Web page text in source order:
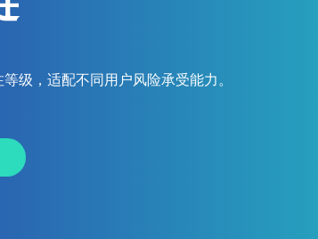
级，适配不同用户风险承受能力。